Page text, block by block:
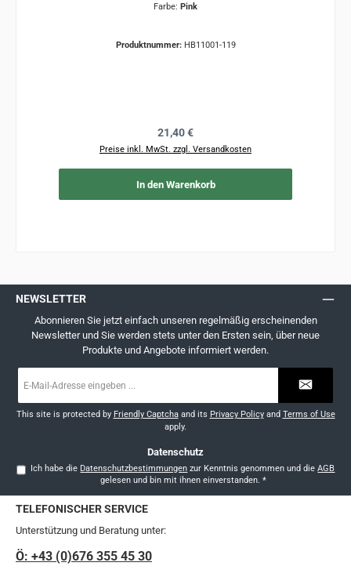
Farbe: Pink
Produktnummer: HB11001-119
Regulärer Preis:
21,40 €
Preise inkl. MwSt. zzgl. Versandkosten
In den Warenkorb
NEWSLETTER
Abonnieren Sie jetzt einfach unseren regelmäßig erscheinenden
Newsletter und Sie werden stets unter den Ersten sein, über neue
Produkte und Angebote informiert werden.
Mail-
*
This site is protected by Friendly Captchaand its Privacy Policyand Terms of Use
apply.
Datenschutz
Ich habe die Datenschutzbestimmungen zur Kenntnis genommen und dieAGB
gelesen und bin mit ihnen einverstanden. *
TELEFONISCHER SERVICE
Unterstützung und Beratung unter:
Ö: +43 (0)676 355 45 30